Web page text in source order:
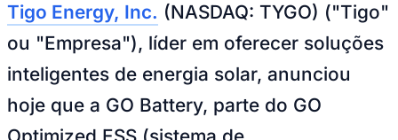
Vitória
Tigo Energy, Inc. (NASDAQ: TYGO) ("Tigo"
ou "Empresa"), líder em oferecer soluções
inteligentes de energia solar, anunciou
hoje que a GO Battery, parte do GO